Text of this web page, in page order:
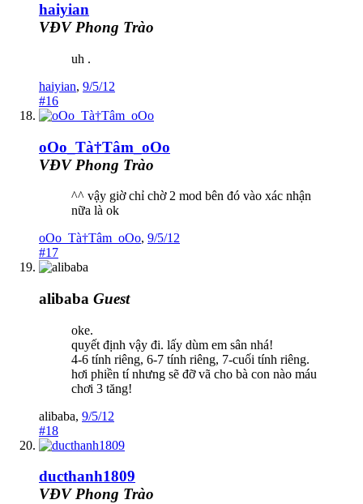
haiyian
VĐV Phong Trào
uh .
haiyian, 9/5/12
#16
oOo_Tà†Tâm_oOo
VĐV Phong Trào
^^ vậy giờ chỉ chờ 2 mod bên đó vào xác nhận
nữa là ok
oOo_Tà†Tâm_oOo, 9/5/12
#17
alibaba Guest
oke.
quyết định vậy đi. lấy dùm em sân nhá!
4-6 tính riêng, 6-7 tính riêng, 7-cuối tính riêng.
hơi phiền tí nhưng sẽ đỡ vã cho bà con nào máu
chơi 3 tăng!
alibaba, 9/5/12
#18
ducthanh1809
VĐV Phong Trào